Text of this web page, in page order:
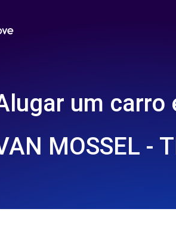
um carro
MOSSEL -